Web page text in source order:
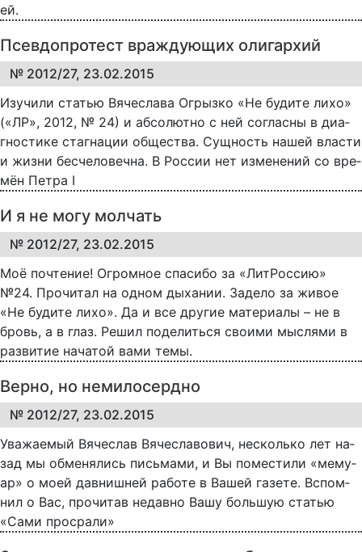
ей.
Псевдопротест враждующих олигархий
№ 2012/27, 23.02.2015
Изучили ста­тью Вя­че­сла­ва Ог­рыз­ко «Не бу­ди­те ли­хо»
(«ЛР», 2012, № 24) и аб­со­лют­но с ней со­глас­ны в ди­а­
гно­с­ти­ке стаг­на­ции об­ще­ст­ва. Сущ­ность на­шей вла­с­ти
и жиз­ни бес­че­ло­веч­на. В Рос­сии нет из­ме­не­ний со вре­
мён Пе­т­ра I
И я не могу молчать
№ 2012/27, 23.02.2015
Моё по­чте­ние! Ог­ром­ное спа­си­бо за «Ли­т­Рос­сию»
№24. Про­чи­тал на од­ном ды­ха­нии. За­де­ло за жи­вое
«Не бу­ди­те ли­хо». Да и все дру­гие ма­те­ри­а­лы – не в
бровь, а в глаз. Ре­шил по­де­лить­ся сво­ими мыслями в
развитие на­ча­той ва­ми те­мы.
Верно, но немилосердно
№ 2012/27, 23.02.2015
Ува­жа­е­мый Вя­че­слав Вя­че­сла­во­вич, не­сколь­ко лет на­
зад мы об­ме­ня­лись пись­ма­ми, и Вы по­ме­с­ти­ли «ме­му­
ар» о мо­ей дав­ниш­ней ра­бо­те в Ва­шей га­зе­те. Вспом­
нил о Вас, про­чи­тав не­дав­но Ва­шу боль­шую ста­тью
«Са­ми про­сра­ли»